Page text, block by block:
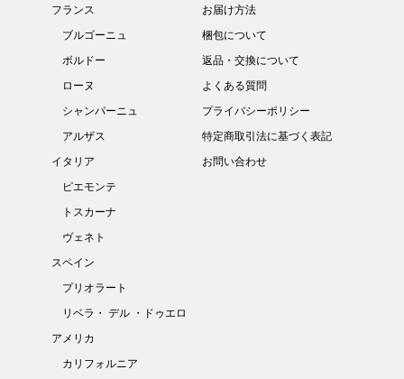
フランス
ブルゴーニュ
ボルドー
ローヌ
シャンパーニュ
アルザス
イタリア
ピエモンテ
トスカーナ
ヴェネト
スペイン
プリオラート
リベラ・ デル ・ドゥエロ
アメリカ
カリフォルニア
お届け方法
梱包について
返品・交換について
よくある質問
プライバシーポリシー
特定商取引法に基づく表記
お問い合わせ